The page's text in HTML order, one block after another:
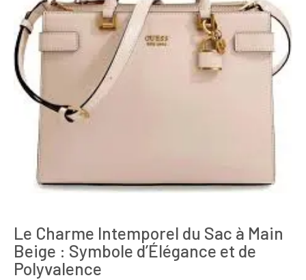
Le Charme Intemporel du Sac à Main
Beige : Symbole d’Élégance et de
Polyvalence